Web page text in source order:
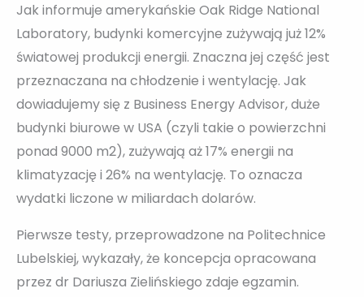
Jak informuje amerykańskie Oak Ridge National
Laboratory, budynki komercyjne zużywają już 12%
światowej produkcji energii. Znaczna jej część jest
przeznaczana na chłodzenie i wentylację. Jak
dowiadujemy się z Business Energy Advisor, duże
budynki biurowe w USA (czyli takie o powierzchni
ponad 9000 m2), zużywają aż 17% energii na
klimatyzację i 26% na wentylację. To oznacza
wydatki liczone w miliardach dolarów.
Pierwsze testy, przeprowadzone na Politechnice
Lubelskiej, wykazały, że koncepcja opracowana
przez dr Dariusza Zielińskiego zdaje egzamin.